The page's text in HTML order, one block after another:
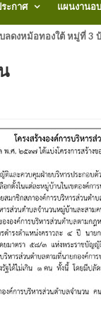
ะกาศ แผนงานอ
ลดงหม้อทองใต้ หมู่ที่ 3